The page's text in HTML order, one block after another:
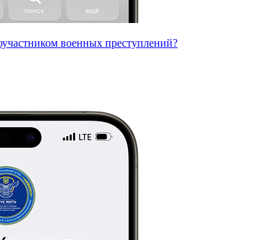
военных преступлений?